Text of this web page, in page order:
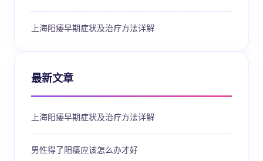
上海阳痿早期症状及治疗方法详解
最新文章
上海阳痿早期症状及治疗方法详解
男性得了阳痿应该怎么办才好